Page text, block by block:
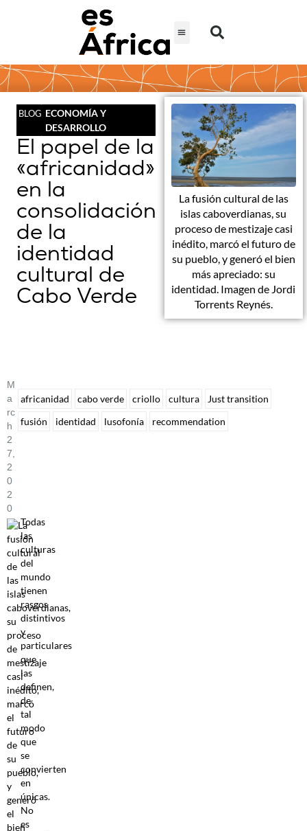
BLOG ECONOMÍA Y
DESARROLLO
El papel de la
«africanidad»
en la
consolidación
de la
identidad
cultural de
Cabo Verde
La fusión cultural de las
islas caboverdianas, su
proceso de mestizaje casi
inédito, marcó el futuro de
su pueblo, y generó el bien
más apreciado: su
identidad. Imagen de Jordi
Torrents Reynés.
M
A
Rc
H
2
7,
2
0
2
0
Todas
las
culturas
del
mundo
tienen
rasgos
distintivos
y
particulares
que
las
definen,
de
tal
modo
que
se
convierten
en
únicas.
No
es
africanidad cabo verde criollo cultura
Just transition
fusión
identidad lusofonía recommendation